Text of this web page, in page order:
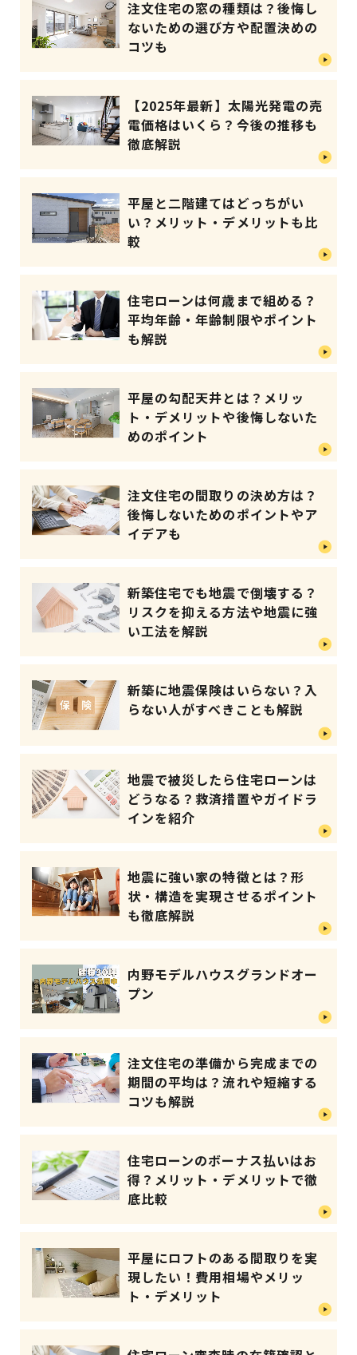
注文住宅の窓の種類は？後悔し
ないための選び方や配置決めの
コツも
【2025年最新】太陽光発電の売
電価格はいくら？今後の推移も
徹底解説
平屋と二階建てはどっちがい
い？メリット・デメリットも比
較
住宅ローンは何歳まで組める？
平均年齢・年齢制限やポイント
も解説
平屋の勾配天井とは？メリッ
ト・デメリットや後悔しないた
めのポイント
注文住宅の間取りの決め方は？
後悔しないためのポイントやア
イデアも
新築住宅でも地震で倒壊する？
リスクを抑える方法や地震に強
い工法を解説
新築に地震保険はいらない？入
らない人がすべきことも解説
地震で被災したら住宅ローンは
どうなる？救済措置やガイドラ
インを紹介
地震に強い家の特徴とは？形
状・構造を実現させるポイント
も徹底解説
内野モデルハウスグランドオー
プン
注文住宅の準備から完成までの
期間の平均は？流れや短縮する
コツも解説
住宅ローンのボーナス払いはお
得？メリット・デメリットで徹
底比較
平屋にロフトのある間取りを実
現したい！費用相場やメリッ
ト・デメリット